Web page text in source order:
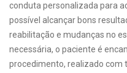
conduta personalizada para
possível alcançar bons
reabilitação e mudanças no
necessária, o paciente é
procedimento, realizado com